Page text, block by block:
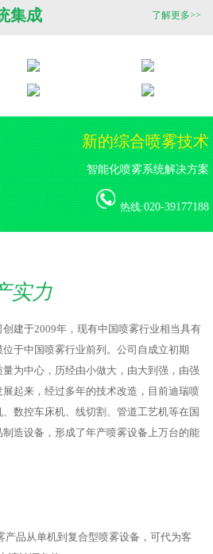
了解更多>>
集成
新的综合喷雾技术
智能化喷雾系统解决方案
热线:020-39177188
实力
建于2009年，现有中国喷雾行业相当具有
于中国喷雾行业前列。公司自成立初期
为中心，历经由小做大，由大到强，由强
起来，经过多年的技术改造，目前迪瑞喷
数控车床机、线切割、管道工艺机等在国
造设备，形成了年产喷雾设备上万台的能
产品从单机到复合型喷雾设备，可代为客